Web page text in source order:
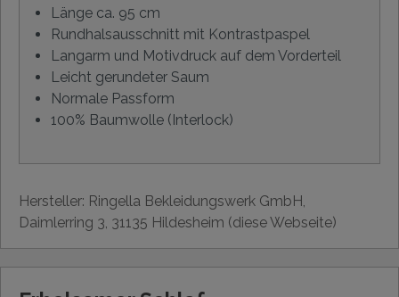
Länge ca. 95 cm
Rundhalsausschnitt mit Kontrastpaspel
Langarm und Motivdruck auf dem Vorderteil
Leicht gerundeter Saum
Normale Passform
100% Baumwolle (Interlock)
Hersteller: Ringella Bekleidungswerk GmbH,
Daimlerring 3, 31135 Hildesheim (diese Webseite)